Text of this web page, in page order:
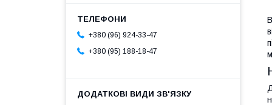
+380 (96) 924-33-47
+380 (95) 188-18-47